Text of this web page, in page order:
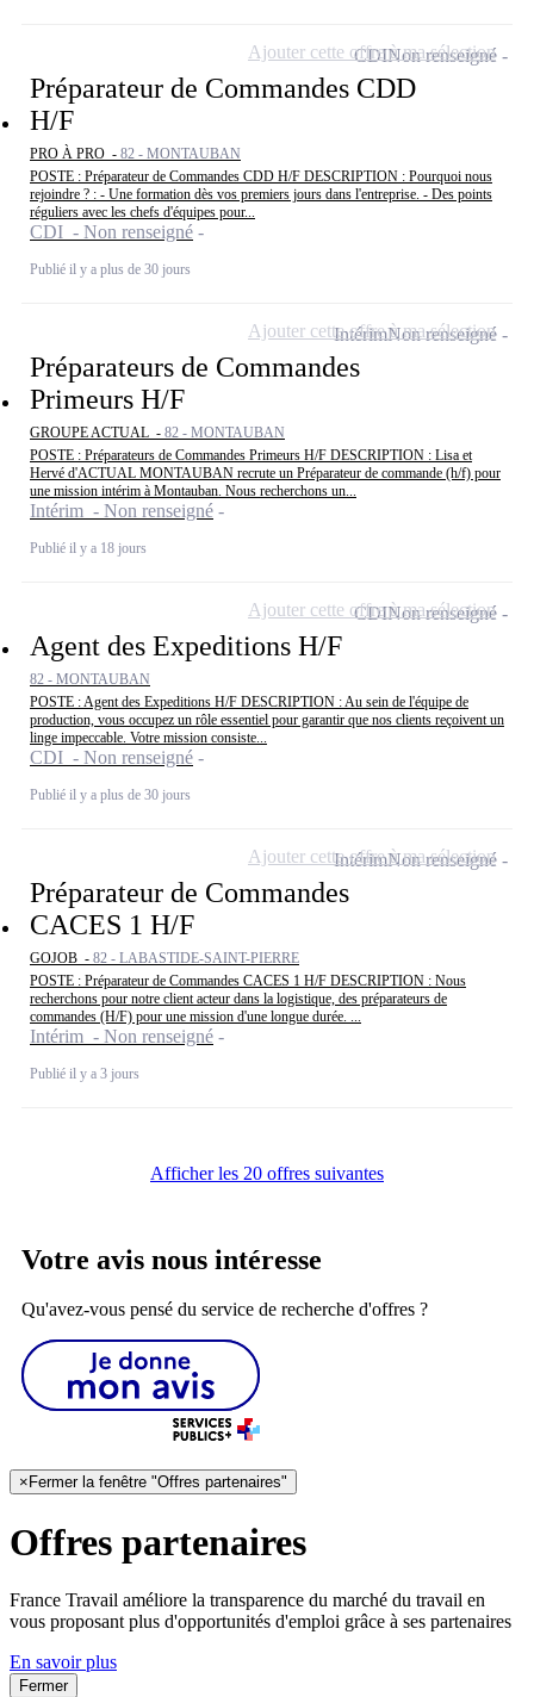
Préparateur de Commandes CDD
H/F
PRO À PRO - 82 - MONTAUBAN
POSTE : Préparateur de Commandes CDD H/F DESCRIPTION : Pourquoi nous
rejoindre ? : - Une formation dès vos premiers jours dans l'entreprise. - Des points
réguliers avec les chefs d'équipes pour...
CDI - Non renseigné
Publié il y a plus de 30 jours
CDINon renseigné
Ajouter cette offre à ma sélection
Préparateurs de Commandes
Primeurs H/F
GROUPE ACTUAL - 82 - MONTAUBAN
POSTE : Préparateurs de Commandes Primeurs H/F DESCRIPTION : Lisa et
Hervé d'ACTUAL MONTAUBAN recrute un Préparateur de commande (h/f) pour
une mission intérim à Montauban. Nous recherchons un...
Intérim - Non renseigné
Publié il y a 18 jours
IntérimNon renseigné
Ajouter cette offre à ma sélection
Agent des Expeditions H/F
82 - MONTAUBAN
POSTE : Agent des Expeditions H/F DESCRIPTION : Au sein de l'équipe de
production, vous occupez un rôle essentiel pour garantir que nos clients reçoivent un
linge impeccable. Votre mission consiste...
CDI - Non renseigné
Publié il y a plus de 30 jours
CDINon renseigné
Ajouter cette offre à ma sélection
Préparateur de Commandes
CACES 1 H/F
GOJOB - 82 - LABASTIDE-SAINT-PIERRE
POSTE : Préparateur de Commandes CACES 1 H/F DESCRIPTION : Nous
recherchons pour notre client acteur dans la logistique, des préparateurs de
commandes (H/F) pour une mission d'une longue durée. ...
Intérim - Non renseigné
Publié il y a 3 jours
IntérimNon renseigné
Ajouter cette offre à ma sélection
Afficher les 20 offres suivantes
Votre avis nous intéresse
Qu'avez-vous pensé du service de recherche d'offres ?
× Fermer la fenêtre "Offres partenaires"
Offres partenaires
France Travail améliore la transparence du marché du travail en
vous proposant plus d'opportunités d'emploi grâce à ses partenaires
En savoir plus
Fermer